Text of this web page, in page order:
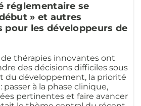
réglementaire se
» et autres
pour les développeurs de
thérapies innovantes ont
des décisions difficiles sous
du développement, la priorité
passer à la phase clinique,
pertinentes et faire avancer